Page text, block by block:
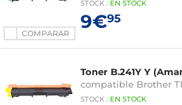
COMPARAR
STOCK : EN STOCK
9€95
Toner B.241Y Y
compatible Brother
STOCK : EN STOCK